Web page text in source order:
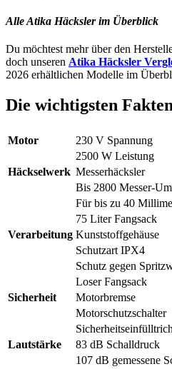
Alle Atika Häcksler im Überblick
Du möchtest mehr über den
doch unseren Atika Häcksler
2026 erhältlichen Modelle im
Die wichtigsten
Motor
230 V Spannung
2500 W Leistung
Häckselwerk Messerhäcksler
Bis 2800 Messer-
Für bis zu 40
75 Liter Fangsack
Verarbeitung Kunststoffgehäuse
Schutzart IPX4
Schutz gegen
Loser Fangsack
Sicherheit
Motorbremse
Motorschutzschalter
Lautstärke
83 dB Schalldruck
107 dB gemessene